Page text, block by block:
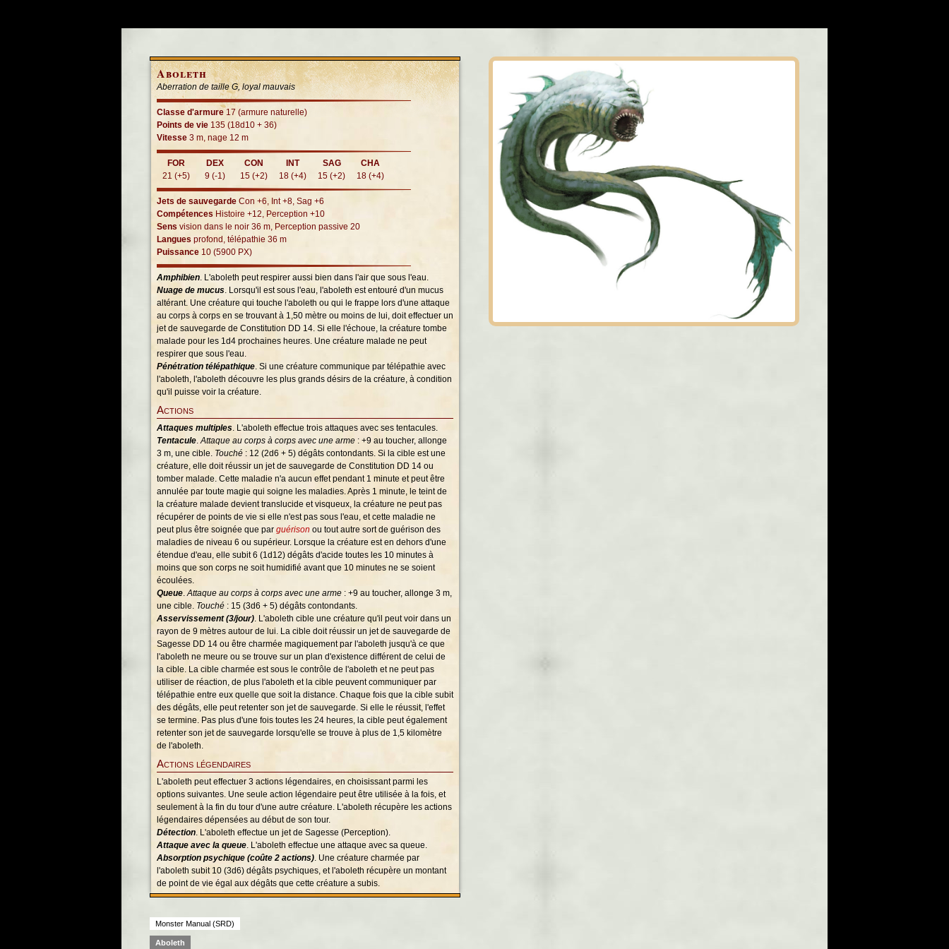
Aboleth
Aberration de taille G, loyal mauvais
Classe d'armure 17 (armure naturelle)
Points de vie 135 (18d10 + 36)
Vitesse 3 m, nage 12 m
FOR
21 (+5)
DEX
9 (-1)
CON
15 (+2)
INT
18 (+4)
SAG
15 (+2)
CHA
18 (+4)
Jets de sauvegarde Con +6, Int +8, Sag +6
Compétences Histoire +12, Perception +10
Sens vision dans le noir 36 m, Perception passive 20
Langues profond, télépathie 36 m
Puissance 10 (5900 PX)
Amphibien. L'aboleth peut respirer aussi bien dans l'air que sous l'eau.
Nuage de mucus. Lorsqu'il est sous l'eau, l'aboleth est entouré d'un mucus
altérant. Une créature qui touche l'aboleth ou qui le frappe lors d'une attaque
au corps à corps en se trouvant à 1,50 mètre ou moins de lui, doit effectuer un
jet de sauvegarde de Constitution DD 14. Si elle l'échoue, la créature tombe
malade pour les 1d4 prochaines heures. Une créature malade ne peut
respirer que sous l'eau.
Pénétration télépathique. Si une créature communique par télépathie avec
l'aboleth, l'aboleth découvre les plus grands désirs de la créature, à condition
qu'il puisse voir la créature.
Actions
Attaques multiples. L'aboleth effectue trois attaques avec ses tentacules.
Tentacule.Attaque au corps à corps avec une arme : +9 au toucher, allonge
3 m, une cible. Touché : 12 (2d6 + 5) dégâts contondants. Si la cible est une
créature, elle doit réussir un jet de sauvegarde de Constitution DD 14 ou
tomber malade. Cette maladie n'a aucun effet pendant 1 minute et peut être
annulée par toute magie qui soigne les maladies. Après 1 minute, le teint de
la créature malade devient translucide et visqueux, la créature ne peut pas
récupérer de points de vie si elle n'est pas sous l'eau, et cette maladie ne
peut plus être soignée que par guérison ou tout autre sort de guérison des
maladies de niveau 6 ou supérieur. Lorsque la créature est en dehors d'une
étendue d'eau, elle subit 6 (1d12) dégâts d'acide toutes les 10 minutes à
moins que son corps ne soit humidifié avant que 10 minutes ne se soient
écoulées.
Queue.Attaque au corps à corps avec une arme : +9 au toucher, allonge 3 m,
une cible. Touché : 15 (3d6 + 5) dégâts contondants.
Asservissement (3/jour). L'aboleth cible une créature qu'il peut voir dans un
rayon de 9 mètres autour de lui. La cible doit réussir un jet de sauvegarde de
Sagesse DD 14 ou être charmée magiquement par l'aboleth jusqu'à ce que
l'aboleth ne meure ou se trouve sur un plan d'existence différent de celui de
la cible. La cible charmée est sous le contrôle de l'aboleth et ne peut pas
utiliser de réaction, de plus l'aboleth et la cible peuvent communiquer par
télépathie entre eux quelle que soit la distance. Chaque fois que la cible subit
des dégâts, elle peut retenter son jet de sauvegarde. Si elle le réussit, l'effet
se termine. Pas plus d'une fois toutes les 24 heures, la cible peut également
retenter son jet de sauvegarde lorsqu'elle se trouve à plus de 1,5 kilomètre
de l'aboleth.
Actions légendaires
L'aboleth peut effectuer 3 actions légendaires, en choisissant parmi les
options suivantes. Une seule action légendaire peut être utilisée à la fois, et
seulement à la fin du tour d'une autre créature. L'aboleth récupère les actions
légendaires dépensées au début de son tour.
Détection. L'aboleth effectue un jet de Sagesse (Perception).
Attaque avec la queue. L'aboleth effectue une attaque avec sa queue.
Absorption psychique (coûte 2 actions). Une créature charmée par
l'aboleth subit 10 (3d6) dégâts psychiques, et l'aboleth récupère un montant
de point de vie égal aux dégâts que cette créature a subis.
Monster Manual (SRD)
Aboleth